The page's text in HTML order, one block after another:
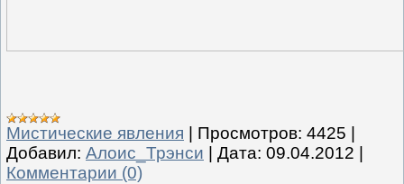
Мистические явления Просмотров: 4425
Добавил: Алоис_Трэнси Дата: 09.04.2012
Комментарии (0)